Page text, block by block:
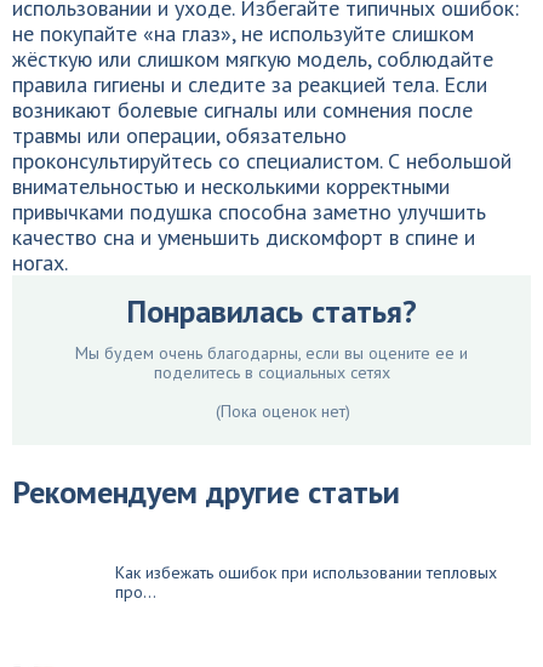
использовании и уходе. Избегайте типичных ошибок:
не покупайте «на глаз», не используйте слишком
жёсткую или слишком мягкую модель, соблюдайте
правила гигиены и следите за реакцией тела. Если
возникают болевые сигналы или сомнения после
травмы или операции, обязательно
проконсультируйтесь со специалистом. С небольшой
внимательностью и несколькими корректными
привычками подушка способна заметно улучшить
качество сна и уменьшить дискомфорт в спине и
ногах.
Понравилась статья?
Мы будем очень благодарны, если вы оцените ее и
поделитесь в социальных сетях
(Пока оценок нет)
Рекомендуем другие статьи
Как избежать ошибок при использовании тепловых
про...